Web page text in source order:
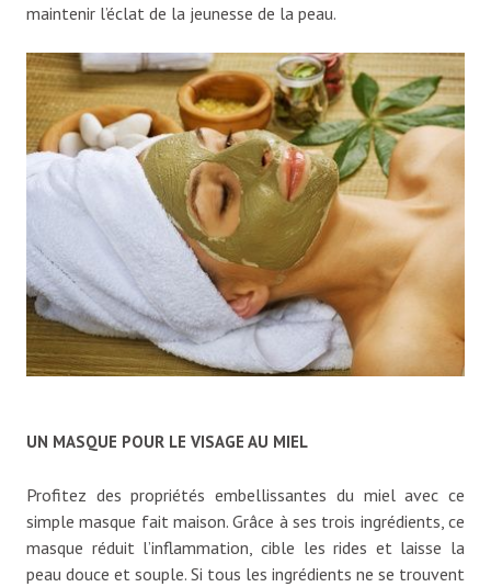
maintenir l’éclat de la jeunesse de la peau.
UN MASQUE POUR LE VISAGE AU MIEL
Profitez des propriétés embellissantes du miel avec ce
simple masque fait maison. Grâce à ses trois ingrédients, ce
masque réduit l’inflammation, cible les rides et laisse la
peau douce et souple. Si tous les ingrédients ne se trouvent